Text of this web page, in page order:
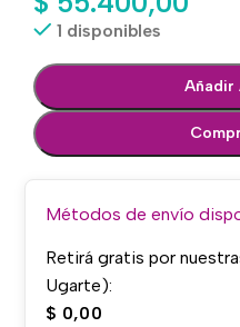
1 disponibles
Añadir
Métodos de envío
Retirá gratis por
Ugarte):
$ 0,00